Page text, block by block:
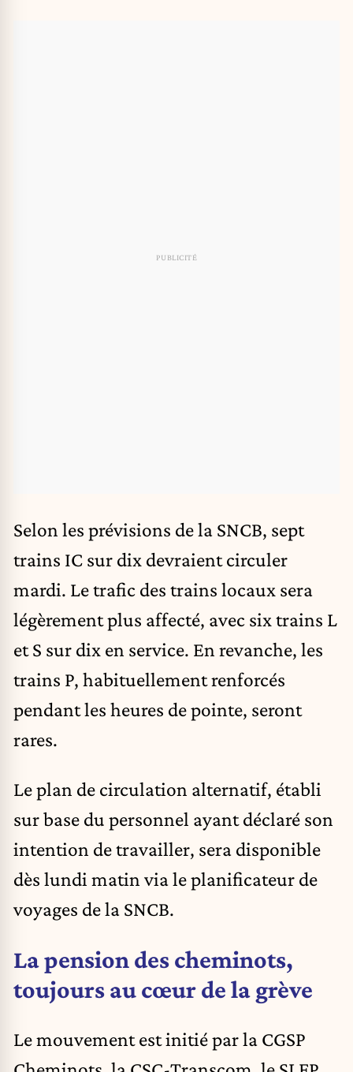
Selon les prévisions de la SNCB, sept
trains IC sur dix devraient circuler
mardi. Le trafic des trains locaux sera
légèrement plus affecté, avec six trains L
et S sur dix en service. En revanche, les
trains P, habituellement renforcés
pendant les heures de pointe, seront
rares.
Le plan de circulation alternatif, établi
sur base du personnel ayant déclaré son
intention de travailler, sera disponible
dès lundi matin via le planificateur de
voyages de la SNCB.
La pension des cheminots,
toujours au cœur de la grève
Le mouvement est initié par la CGSP